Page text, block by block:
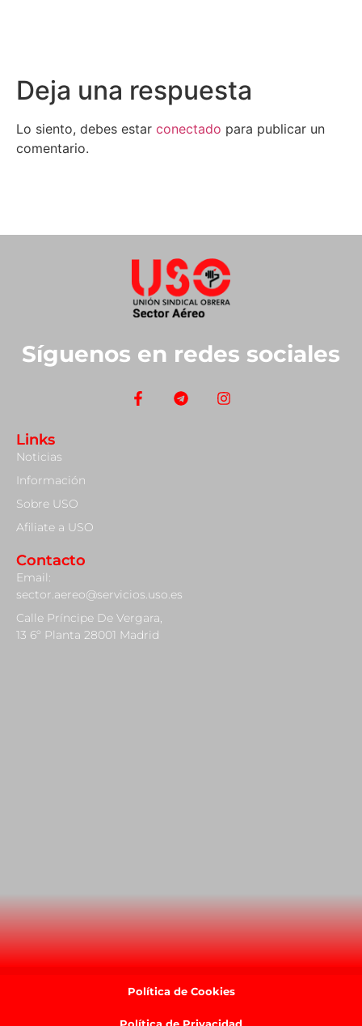
Deja una respuesta
Lo siento, debes estar conectado para publicar un
comentario.
Síguenos en redes sociales
Links
Noticias
Información
Sobre USO
Afiliate a USO
Contacto
Email:
sector.aereo@servicios.uso.es
Calle Príncipe De Vergara,
13 6º Planta 28001 Madrid
Política de Cookies
Política de Privacidad